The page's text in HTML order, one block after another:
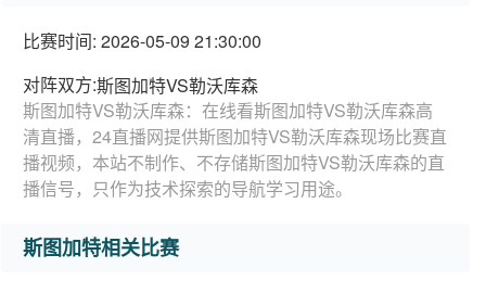
比赛时间: 2026-05-09 21:30:00
对阵双方:斯图加特VS勒沃库森
斯图加特VS勒沃库森：在线看斯图加特VS勒沃库森高
清直播，24直播网提供斯图加特VS勒沃库森现场比赛直
播视频，本站不制作、不存储斯图加特VS勒沃库森的直
播信号，只作为技术探索的导航学习用途。
斯图加特相关比赛